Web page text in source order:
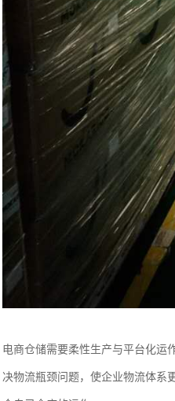
电商仓储需要柔性生产与平台化运
决物流瓶颈问题，使企业物流体系